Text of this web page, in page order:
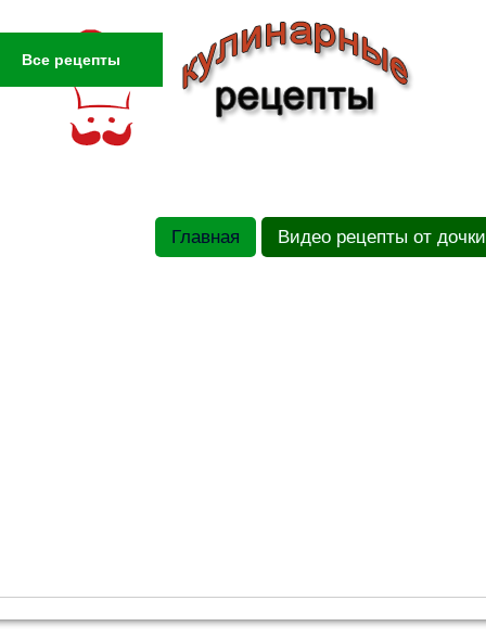
Все рецепты
Главная Видео рецепты от дочки